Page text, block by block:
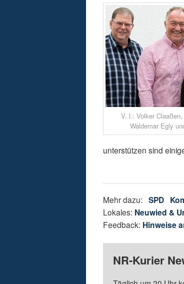
V. l.: Volker
Waldemar Egly
unterstützen sind
Mehr dazu:SPD
Lokales: Neuwied &
Feedback: Hinweise
NR-Kurier